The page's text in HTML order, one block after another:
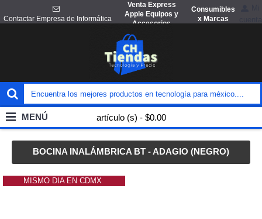
Contactar Empresa de Informática
Venta Express
Apple Equipos y
Accesorios
Consumibles
x Marcas
artículo (s) - $0.00
MENÚ
BOCINA INALÁMBRICA BT - ADAGIO (NEGRO)
MISMO DIA EN CDMX